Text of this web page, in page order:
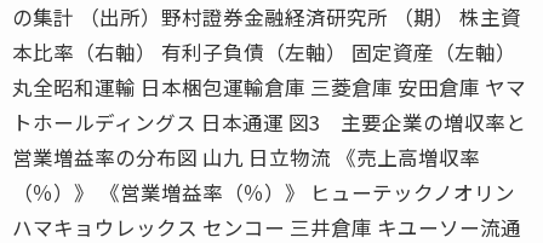
の集計 （出所）野村證券金融経済研究所 （期） 株主資
本比率（右軸） 有利子負債（左軸） 固定資産（左軸）
丸全昭和運輸 日本梱包運輸倉庫 三菱倉庫 安田倉庫 ヤマ
トホールディングス 日本通運 図3 主要企業の増収率と
営業増益率の分布図 山九 日立物流 《売上高増収率
（％）》 《営業増益率（％）》 ヒューテックノオリン
ハマキョウレックス センコー 三井倉庫 キユーソー流通